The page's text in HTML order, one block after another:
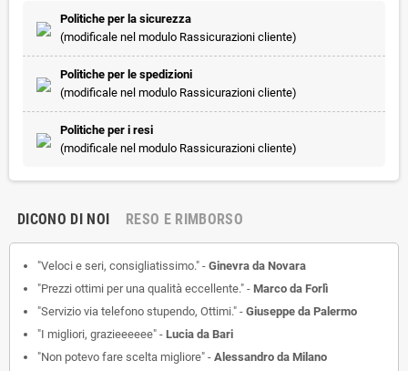
Politiche per la sicurezza
(modificale nel modulo Rassicurazioni cliente)
Politiche per le spedizioni
(modificale nel modulo Rassicurazioni cliente)
Politiche per i resi
(modificale nel modulo Rassicurazioni cliente)
DICONO DI NOI RESO E RIMBORSO
"Veloci e seri, consigliatissimo." - Ginevra da Novara
"Prezzi ottimi per una qualità eccellente." - Marco da Forlì
"Servizio via telefono stupendo, Ottimi." - Giuseppe da Palermo
"I migliori, grazieeeeee" - Lucia da Bari
"Non potevo fare scelta migliore" - Alessandro da Milano